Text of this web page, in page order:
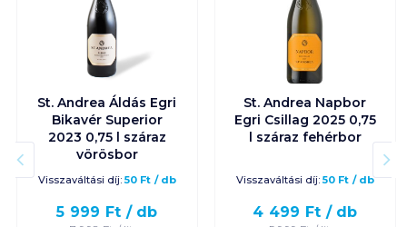
St. Andrea Áldás Egri
Bikavér Superior
2023 0,75 l száraz
vörösbor
Visszaváltási díj: 50Ft / db
5 999 Ft / db
St. Andrea Napbor
Egri Csillag 2025 0,75
l száraz fehérbor
Visszaváltási díj: 50Ft / db
4 499 Ft / db